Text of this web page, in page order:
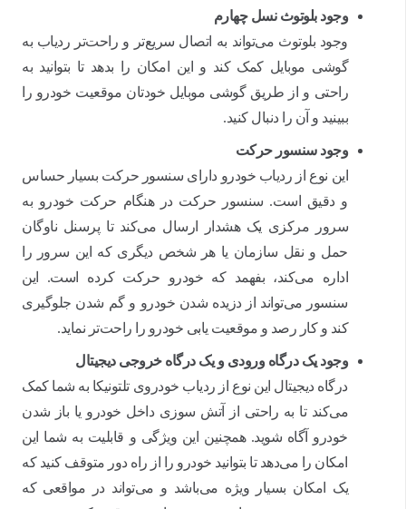
وجود بلوتوث نسل چهارم
وجود بلوتوث می‌تواند به اتصال سریع‌تر و راحت‌تر ردیاب به
گوشی موبایل کمک کند و این امکان را بدهد تا بتوانید به
راحتی و از طریق گوشی موبایل خودتان موقعیت خودرو را
ببینید و آن را دنبال کنید.
وجود سنسور حرکت
این نوع از ردیاب خودرو دارای سنسور حرکت بسیار حساس
و دقیق است. سنسور حرکت در هنگام حرکت خودرو به
سرور مرکزی یک هشدار ارسال می‌کند تا پرسنل ناوگان
حمل و نقل سازمان یا هر شخص دیگری که این سرور را
اداره می‌کند، بفهمد که خودرو حرکت کرده است. این
سنسور می‌تواند از دزیده شدن خودرو و گم شدن جلوگیری
کند و کار رصد و موقعیت یابی خودرو را راحت‌تر نماید.
وجود یک درگاه ورودی و یک درگاه خروجی دیجیتال
درگاه دیجیتال این نوع از ردیاب خودروی تلتونیکا به شما کمک
می‌کند تا به راحتی از آتش سوزی داخل خودرو یا باز شدن
خودرو آگاه شوید. همچنین این ویژگی و قابلیت به شما این
امکان را می‌دهد تا بتوانید خودرو را از راه دور متوقف کنید که
یک امکان بسیار ویژه میباشد و می‌تواند در مواقعی که